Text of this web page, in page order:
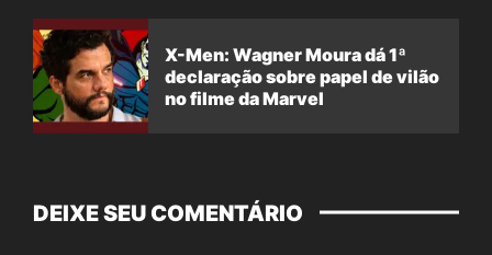
X-Men: Wagner Moura dá 1ª
declaração sobre papel de vilão
no filme da Marvel
DEIXE SEU COMENTÁRIO